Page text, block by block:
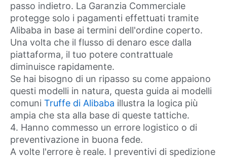
passo indietro. La Garanzia Commerciale
protegge solo i pagamenti effettuati tramite
Alibaba in base ai termini dell'ordine coperto.
Una volta che il flusso di denaro esce dalla
piattaforma, il tuo potere contrattuale
diminuisce rapidamente.
Se hai bisogno di un ripasso su come appaiono
questi modelli in natura, questa guida ai modelli
comuni Truffe di Alibaba illustra la logica più
ampia che sta alla base di queste tattiche.
4. Hanno commesso un errore logistico o di
preventivazione in buona fede.
A volte l'errore è reale. I preventivi di spedizione